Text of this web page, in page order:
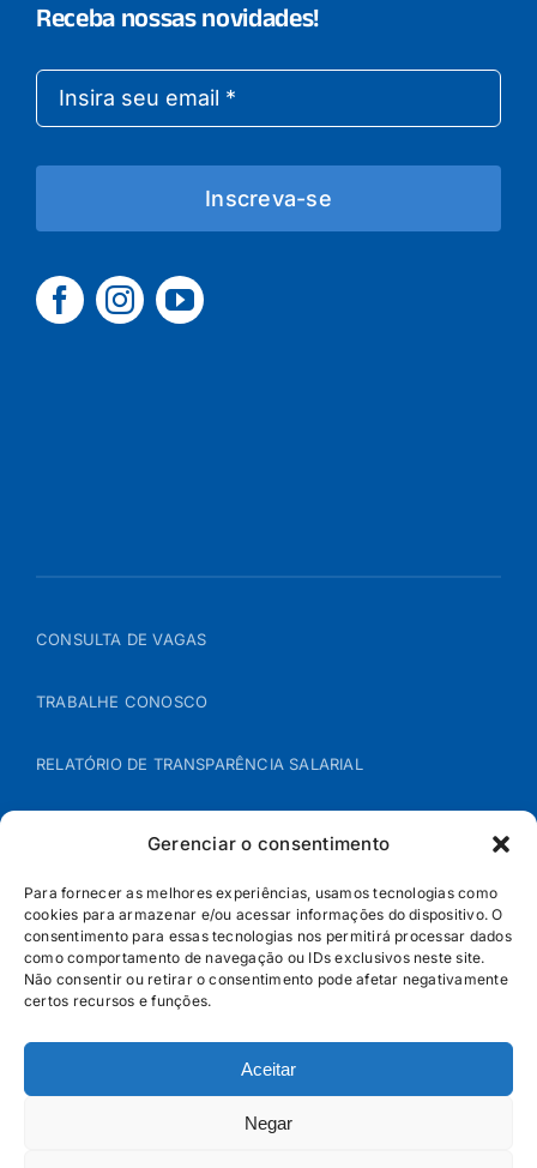
Gerenciar o consentimento
Para fornecer as melhores experiências, usamos tecnologias como
cookies para armazenar e/ou acessar informações do dispositivo. O
consentimento para essas tecnologias nos permitirá processar dados
como comportamento de navegação ou IDs exclusivos neste site.
Não consentir ou retirar o consentimento pode afetar negativamente
certos recursos e funções.
Aceitar
Negar
Receba nossas novidades!
Inscreva-se
CONSULTA DE VAGAS
TRABALHE CONOSCO
RELATÓRIO DE TRANSPARÊNCIA SALARIAL
POLÍTICA DE COOKIES
POLÍTICA DE PRIVACIDADE